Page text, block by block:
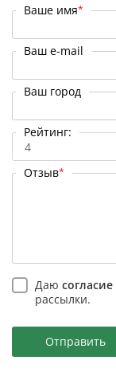
Ваше имя*
Ваш e-mail
Ваш город
Рейтинг:
4
Отзыв*
Даю согласие
рассылки.
Отправить